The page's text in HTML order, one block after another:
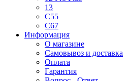
13
C55
C67
Информация
О магазине
Самовывоз и доставка
Оплата
Гарантия